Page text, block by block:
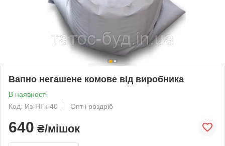
Вапно негашене комове від виробника
В наявності
Код: Из-НГк-40
Опт і роздріб
640 ₴/мішок